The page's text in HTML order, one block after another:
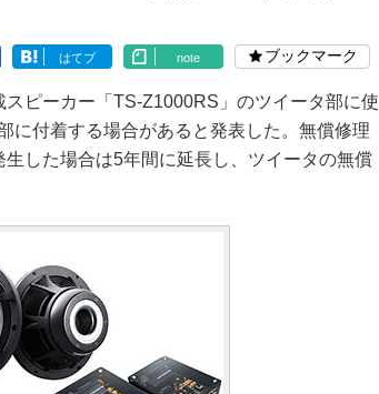
はてブ note ブックマーク
ピーカー「TS-Z1000RS」のツイータ部に使
に付着する場合があると発表した。無償修理
した場合は5年間に延長し、ツイータの無償